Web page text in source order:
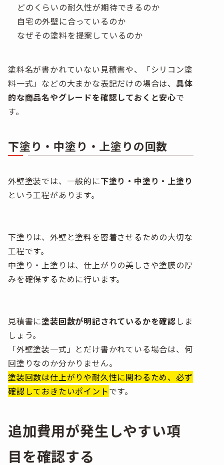
どのくらいの耐久性が期待できるのか
自宅の外壁に合っているのか
なぜその塗料を提案しているのか
塗料名が書かれていない見積書や、「シリコン塗
料一式」などの大まかな表記だけの場合は、 具体
的な商品名やグレードを確認しておくと安心で
す。
下塗り・中塗り・上塗りの回数
外壁塗装では、一般的に下塗り・中塗り・上塗り
という工程があります。
下塗りは、外壁と塗料を密着させるための大切な
工程です。
中塗り・上塗りは、仕上がりの美しさや塗膜の厚
みを確保するために行います。
見積書に塗装回数が明記されているかを確認しま
しょう。
「外壁塗装一式」とだけ書かれている場合は、何
回塗りなのか分かりません。
塗装回数は仕上がりや耐久性に関わるため、必ず
確認しておきたいポイントです。
追加費用が発生しやすい項
目を確認する